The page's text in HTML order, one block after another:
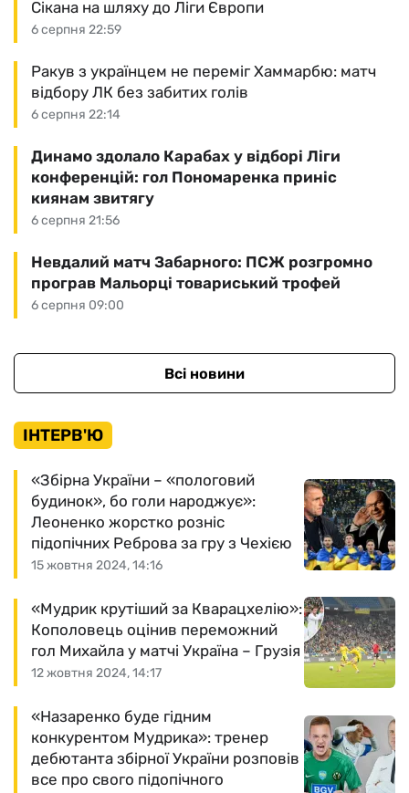
6 серпня 22:59
Сікана на шляху до Ліги Європи
6 серпня 22:14
Ракув з українцем не переміг Хаммарбю: матч
відбору ЛК без забитих голів
6 серпня 21:56
Динамо здолало Карабах у відборі Ліги
конференцій: гол Пономаренка приніс
киянам звитягу
6 серпня 09:00
Невдалий матч Забарного: ПСЖ розгромно
програв Мальорці товариський трофей
Всі новини
ІНТЕРВ'Ю
15 жовтня 2024, 14:16
«Збірна України – «пологовий
будинок», бо голи народжує»:
Леоненко жорстко розніс
підопічних Реброва за гру з Чехією
12 жовтня 2024, 14:17
«Мудрик крутіший за Кварацхелію»:
Кополовець оцінив переможний
гол Михайла у матчі Україна – Грузія
«Назаренко буде гідним
конкурентом Мудрика»: тренер
дебютанта збірної України розповів
все про свого підопічного